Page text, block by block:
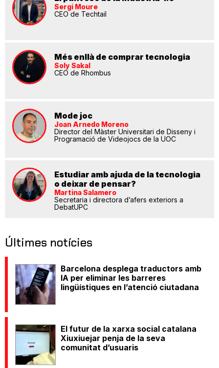
Sergi Moure
CEO de Techtail
Més enllà de comprar tecnologia
Soly Sakal
CEO de Rhombus
Mode joc
Joan Arnedo Moreno
Director del Màster Universitari de Disseny i
Programació de Videojocs de la UOC
Estudiar amb ajuda de la tecnologia
o deixar de pensar?
Martina Salamero
Secretaria i directora d’afers exteriors a
DebatUPC
Últimes notícies
Barcelona desplega traductors amb
IA per eliminar les barreres
lingüístiques en l’atenció ciutadana
El futur de la xarxa social catalana
Xiuxiuejar penja de la seva
comunitat d’usuaris